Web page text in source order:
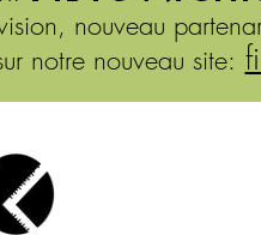
nouveau
notre nouveau site: